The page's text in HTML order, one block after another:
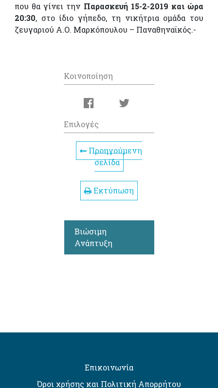
που θα γίνει την Παρασκευή 15-2-2019 και ώρα
20:30, στο ίδιο γήπεδο, τη νικήτρια ομάδα του
ζευγαριού Α.Ο. Μαρκόπουλου – Παναθηναϊκός.-
Κοινοποίηση
Επιλογές
Προηγούμενη
σελίδα
Εκτύπωση
Βιώσιμη
Ανάπτυξη
Επικοινωνία
Όροι χρήσης και Πολιτική Απορρήτου